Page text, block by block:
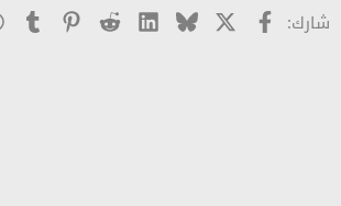
شارك: Facebook
X
Bluesky
LinkedIn
Reddit